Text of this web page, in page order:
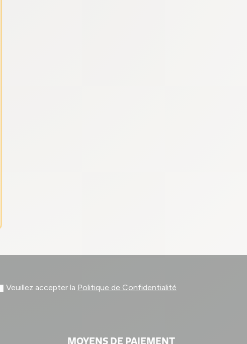
Veuillez accepter la Politique de Confidentialité
MOYENS DE PAIEMENT